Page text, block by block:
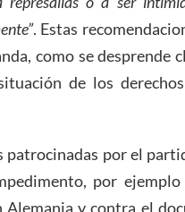
. Estas
como se desprende
de los
por el
por ejemplo
y contra el